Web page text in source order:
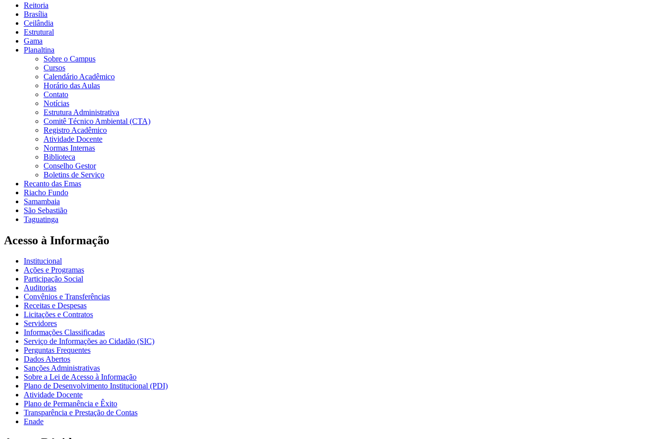
Reitoria
Brasília
Ceilândia
Estrutural
Gama
Planaltina
Sobre o Campus
Cursos
Calendário Acadêmico
Horário das Aulas
Contato
Notícias
Estrutura Administrativa
Comitê Técnico Ambiental (CTA)
Registro Acadêmico
Atividade Docente
Normas Internas
Biblioteca
Conselho Gestor
Boletins de Serviço
Recanto das Emas
Riacho Fundo
Samambaia
São Sebastião
Taguatinga
Acesso à Informação
Institucional
Ações e Programas
Participação Social
Auditorias
Convênios e Transferências
Receitas e Despesas
Licitações e Contratos
Servidores
Informações Classificadas
Serviço de Informações ao Cidadão (SIC)
Perguntas Frequentes
Dados Abertos
Sanções Administrativas
Sobre a Lei de Acesso à Informação
Plano de Desenvolvimento Institucional (PDI)
Atividade Docente
Plano de Permanência e Êxito
Transparência e Prestação de Contas
Enade